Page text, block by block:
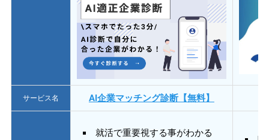
サービス名 AI企業マッチング診断【無料】
就活で重要視する事がわかる